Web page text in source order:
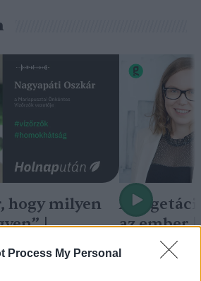
Process My Personal
hogy milyen
|
A
az ember
Greendex